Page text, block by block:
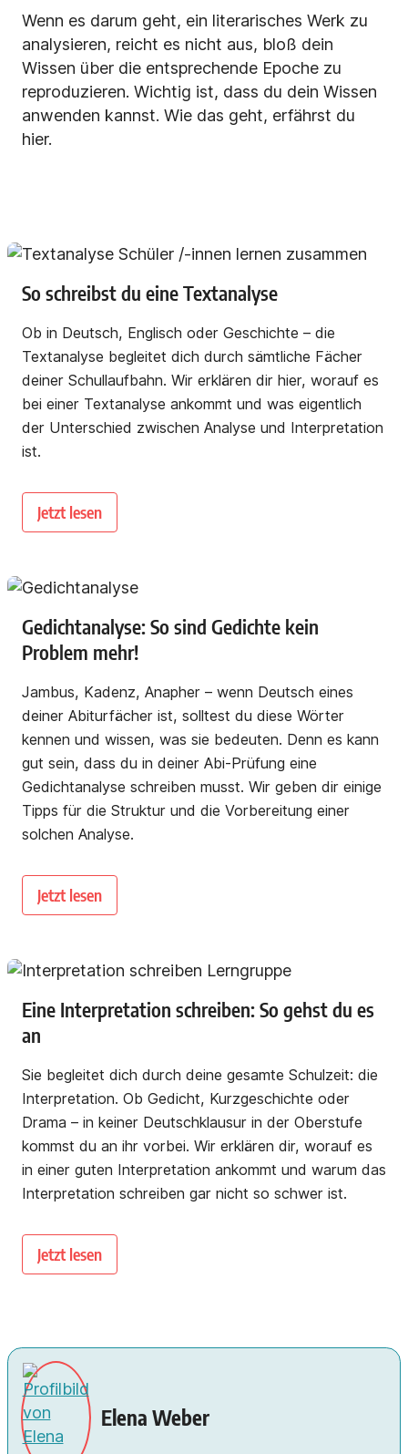
Wenn es darum geht, ein literarisches Werk zu
analysieren, reicht es nicht aus, bloß dein
Wissen über die entsprechende Epoche zu
reproduzieren. Wichtig ist, dass du dein Wissen
anwenden kannst. Wie das geht, erfährst du
hier.
So schreibst du eine Textanalyse
Ob in Deutsch, Englisch oder Geschichte – die
Textanalyse begleitet dich durch sämtliche Fächer
deiner Schullaufbahn. Wir erklären dir hier, worauf es
bei einer Textanalyse ankommt und was eigentlich
der Unterschied zwischen Analyse und Interpretation
ist.
Jetzt lesen
Gedichtanalyse: So sind Gedichte kein
Problem mehr!
Jambus, Kadenz, Anapher – wenn Deutsch eines
deiner Abiturfächer ist, solltest du diese Wörter
kennen und wissen, was sie bedeuten. Denn es kann
gut sein, dass du in deiner Abi-Prüfung eine
Gedichtanalyse schreiben musst. Wir geben dir einige
Tipps für die Struktur und die Vorbereitung einer
solchen Analyse.
Jetzt lesen
Eine Interpretation schreiben: So gehst du es
an
Sie begleitet dich durch deine gesamte Schulzeit: die
Interpretation. Ob Gedicht, Kurzgeschichte oder
Drama – in keiner Deutschklausur in der Oberstufe
kommst du an ihr vorbei. Wir erklären dir, worauf es
in einer guten Interpretation ankommt und warum das
Interpretation schreiben gar nicht so schwer ist.
Jetzt lesen
Elena Weber